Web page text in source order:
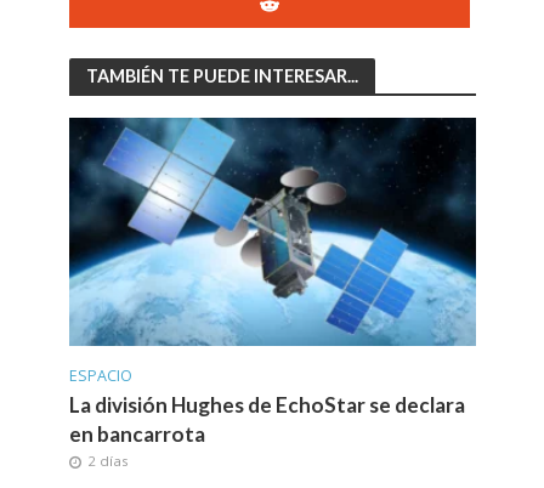
TAMBIÉN TE PUEDE INTERESAR...
ESPACIO
La división Hughes de EchoStar se declara
en bancarrota
2 días